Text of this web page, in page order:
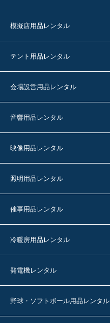
模擬店用品レンタル
テント用品レンタル
会場設営用品レンタル
音響用品レンタル
映像用品レンタル
照明用品レンタル
催事用品レンタル
冷暖房用品レンタル
発電機レンタル
野球・ソフトボール用品レンタル